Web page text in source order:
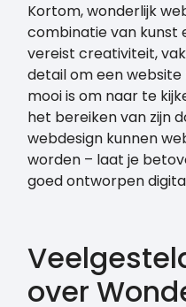
Kortom, wonderlijk
combinatie van kunst
vereist creativiteit,
detail om een
mooi is om naar te
het bereiken van zijn
webdesign kunnen
worden – laat je
goed ontworpen
over